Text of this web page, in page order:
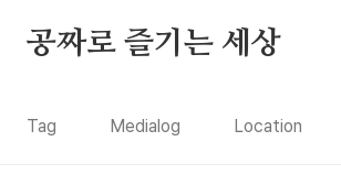
공짜로 즐기는 세상
Tag Medialog Location